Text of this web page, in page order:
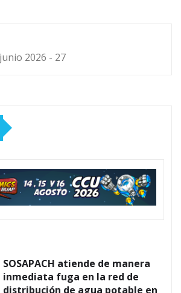
2026 - 27
SOSAPACH atiende de manera
inmediata fuga en la red de
distribución de agua potable en